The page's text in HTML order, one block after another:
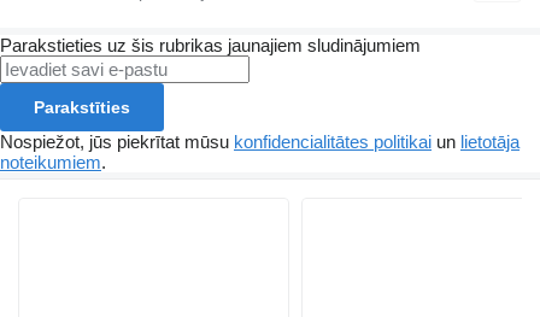
Parakstieties uz šis rubrikas jaunajiem sludinājumiem
Parakstīties
Nospiežot, jūs piekrītat mūsu konfidencialitātes politikai un lietotāja
noteikumiem.